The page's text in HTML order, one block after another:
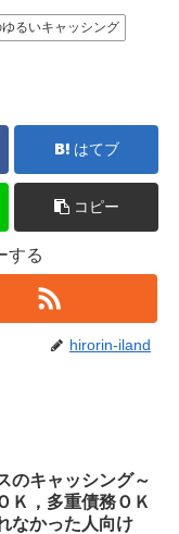
るいキャッシング
はてブ
コピー
する
hirorin-iland
のキャッシング～
Ｋ，多重債務ＯＫ
なかった人向け